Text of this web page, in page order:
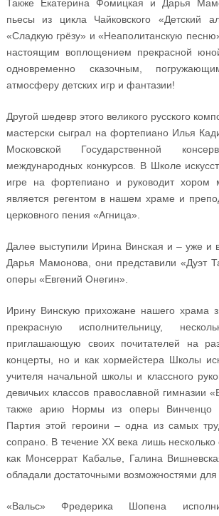
Также Екатерина Фомицкая и Дарья
пьесы из цикла Чайковского «Детский
«Сладкую грёзу» и «Неаполитанскую
настоящим воплощением прекрасной
одновременно сказочным,
атмосферу детских игр и фантазии!
Другой шедевр этого великого русского
мастерски сыграл на фортепиано Илья
Московской Государственной
международных конкурсов. В Школе
игре на фортепиано и руководит хором
является регентом в нашем храме и
церковного пения «Агница».
Далее выступили Ирина Винская и – уже и
Дарья Мамонова, они представили «Дуэт
оперы «Евгений Онегин».
Ирину Винскую прихожане нашего храма
прекрасную исполнительницу,
приглашающую своих почитателей на
концерты, но и как хормейстера Школы
учителя начальной школы и классного
девичьих классов православной гимназии
также арию Нормы из оперы Винченцо
Партия этой героини – одна из самых
сопрано. В течение XX века лишь
как Монсеррат Кабалье, Галина
обладали достаточными возможностями
«Вальс» Фредерика Шопена